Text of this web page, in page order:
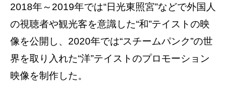
2018年～2019年では“日光東照宮”などで外国人
の視聴者や観光客を意識した“和”テイストの映
像を公開し、2020年では“スチームパンク”の世
界を取り入れた“洋”テイストのプロモーション
映像を制作した。